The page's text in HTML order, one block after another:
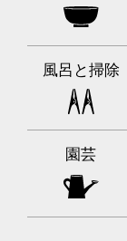
風呂と掃除
園芸